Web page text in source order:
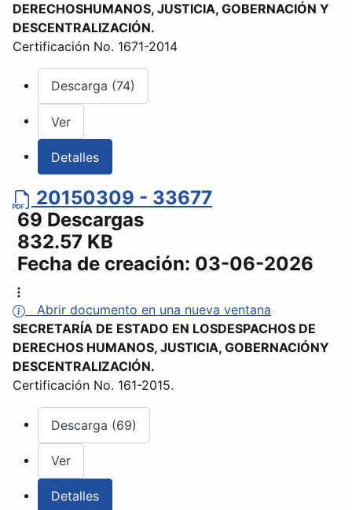
DERECHOSHUMANOS, JUSTICIA, GOBERNACIÓN Y
DESCENTRALIZACIÓN.
Certificación No. 1671-2014
Descarga (74)
Ver
Detalles
20150309 - 33677
69 Descargas
832.57 KB
Fecha de creación: 03-06-2026
Abrir documento en una nueva ventana
SECRETARÍA DE ESTADO EN LOSDESPACHOS DE
DERECHOS HUMANOS, JUSTICIA, GOBERNACIÓNY
DESCENTRALIZACIÓN.
Certificación No. 161-2015.
Descarga (69)
Ver
Detalles